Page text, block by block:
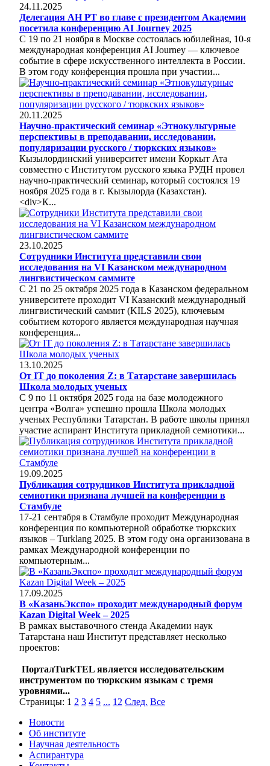
24.11.2025
Делегация АН РТ во главе с президентом Академии
посетила конференцию AI Journey 2025
С 19 по 21 ноября в Москве состоялась юбилейная, 10-я
международная конференция AI Journey — ключевое
событие в сфере искусственного интеллекта в России.
В этом году конференция прошла при участии...
20.11.2025
Научно-практический семинар «Этнокультурные
перспективы в преподавании, исследовании,
популяризации русского / тюркских языков»
Кызылординский университет имени Коркыт Ата
совместно с Институтом русского языка РУДН провел
научно-практический семинар, который состоялся 19
ноября 2025 года в г. Кызылорда (Казахстан).
<div>К...
23.10.2025
Сотрудники Института представили свои
исследования на VI Казанском международном
лингвистическом саммите
С 21 по 25 октября 2025 года в Казанском федеральном
университете проходит VI Казанский международный
лингвистический саммит (KILS 2025), ключевым
событием которого является международная научная
конференция...
13.10.2025
От IT до поколения Z: в Татарстане завершилась
Школа молодых ученых
С 9 по 11 октября 2025 года на базе молодежного
центра «Волга» успешно прошла Школа молодых
ученых Республики Татарстан. В работе школы принял
участие аспирант Института прикладной семиотики...
19.09.2025
Публикация сотрудников Института прикладной
семиотики признана лучшей на конференции в
Стамбуле
17-21 сентября в Стамбуле проходит Международная
конференция по компьютерной обработке тюркских
языков – Turklang 2025. В этом году она организована в
рамках Международной конференции по
компьютерным...
17.09.2025
В «КазаньЭкспо» проходит международный форум
Kazan Digital Week – 2025
В рамках выставочного стенда Академии наук
Татарстана наш Институт представляет несколько
проектов:
ПорталTurkTEL является исследовательским
инструментом по тюркским языкам с тремя
уровнями...
Страницы: 1 2 3 4 5 ... 12 След. Все
Новости
Об институте
Научная деятельность
Аспирантура